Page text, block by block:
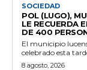
SOCIEDAD
POL (LUGO),
LE RECUERDA
DE 400
El municipio
celebrado esta
8 agosto, 2026